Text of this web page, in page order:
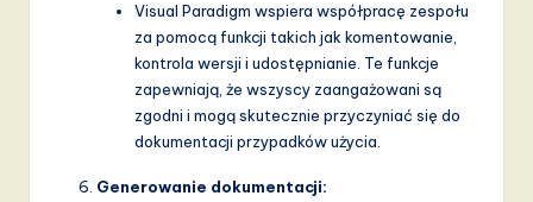
Visual Paradigm wspiera współpracę zespołu
za pomocą funkcji takich jak komentowanie,
kontrola wersji i udostępnianie. Te funkcje
zapewniają, że wszyscy zaangażowani są
zgodni i mogą skutecznie przyczyniać się do
dokumentacji przypadków użycia.
Generowanie dokumentacji: